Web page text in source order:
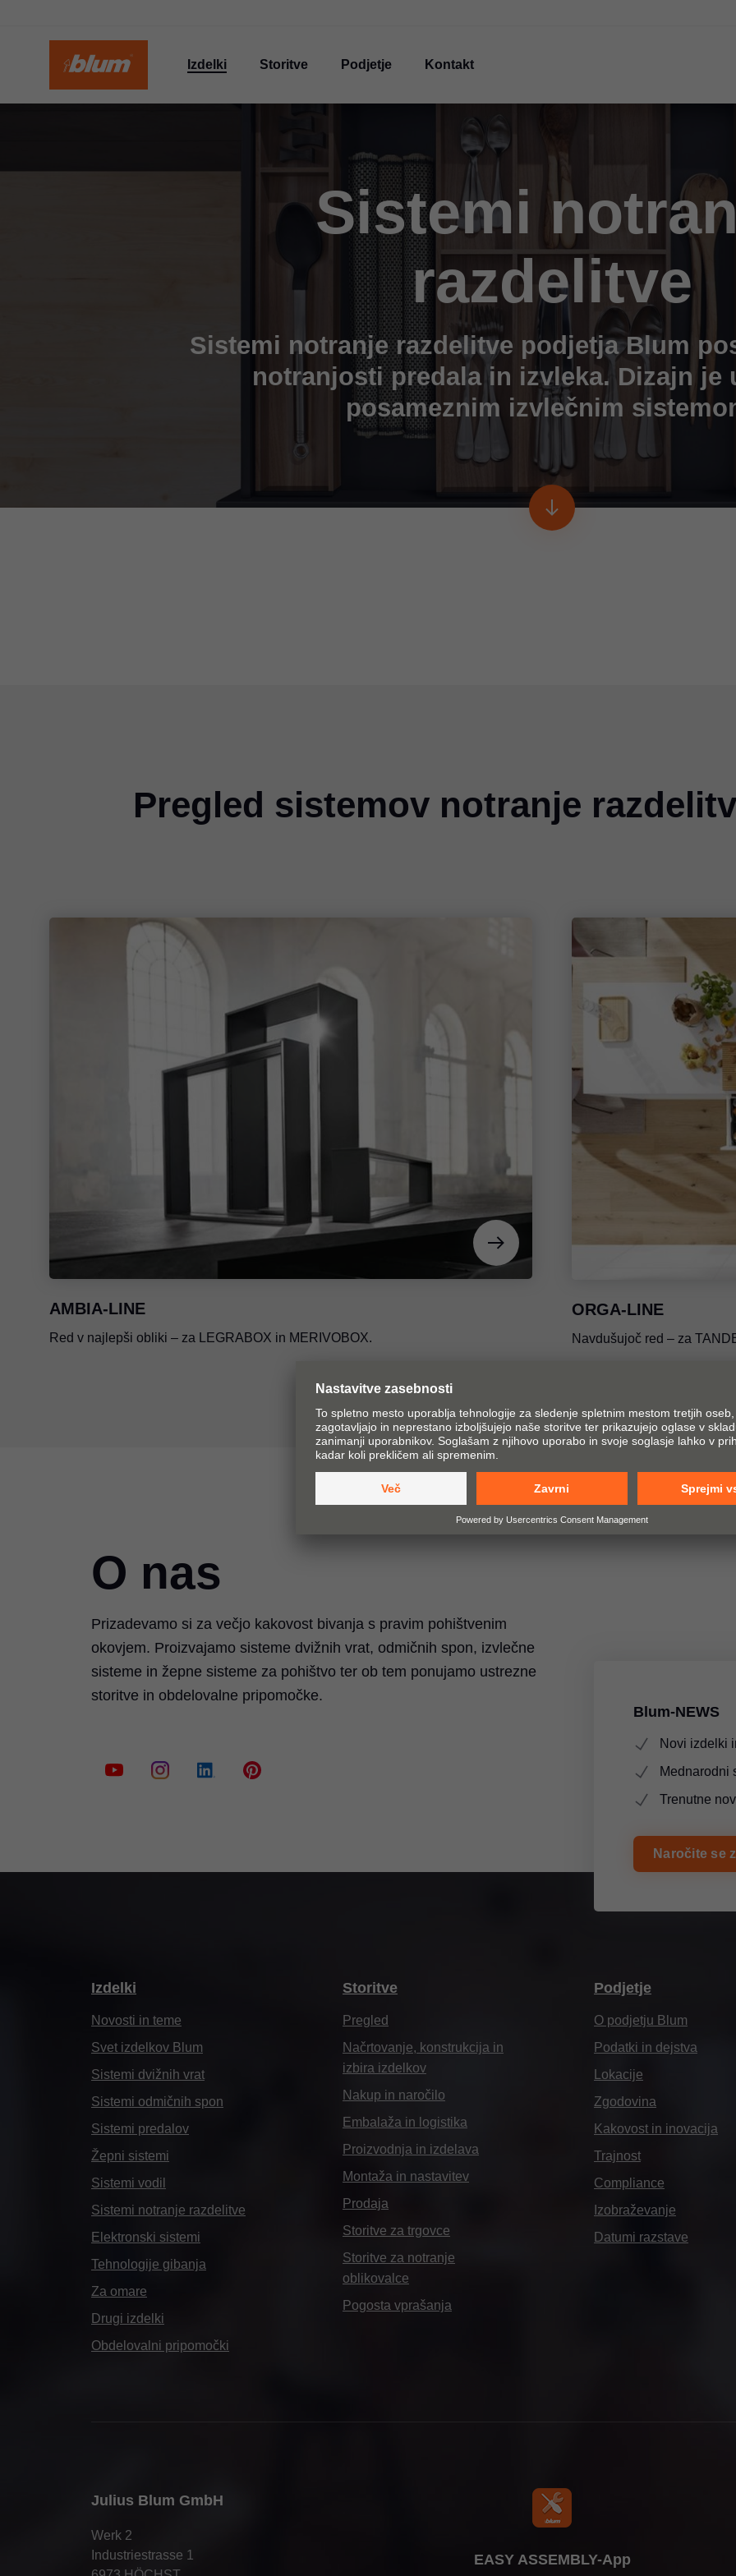
Izdelki Storitve Podjetje Kontakt
Sistemi
razdelitve
Sistemi notranje razdelitve podjetja Blum
notranjosti predala in izvleka. Dizajn je
posameznim izvlečnim
Pregled sistemov notranje
AMBIA-LINE
Red v najlepši obliki – za LEGRABOX in MERIVOBOX.
ORGA-LINE
Navdušujoč red – za
O nas
Prizadevamo si za večjo kakovost bivanja s pravim pohištvenim
okovjem. Proizvajamo sisteme dvižnih vrat, odmičnih spon, izvlečne
sisteme in žepne sisteme za pohištvo ter ob tem ponujamo ustrezne
storitve in obdelovalne pripomočke.
Blum-NEWS
Novi izdelki
Mednarodni
Trenutne
Naročite se
Izdelki
Novosti in teme
Svet izdelkov Blum
Sistemi dvižnih vrat
Sistemi odmičnih spon
Sistemi predalov
Žepni sistemi
Sistemi vodil
Sistemi notranje razdelitve
Elektronski sistemi
Tehnologije gibanja
Za omare
Drugi izdelki
Obdelovalni pripomočki
Storitve
Pregled
Načrtovanje, konstrukcija in
izbira izdelkov
Nakup in naročilo
Embalaža in logistika
Proizvodnja in izdelava
Montaža in nastavitev
Prodaja
Storitve za trgovce
Storitve za notranje
oblikovalce
Pogosta vprašanja
Podjetje
O podjetju Blum
Podatki in dejstva
Lokacije
Zgodovina
Kakovost in inovacija
Trajnost
Compliance
Izobraževanje
Datumi razstave
Julius Blum GmbH
Werk 2
Industriestrasse 1
EASY ASSEMBLY-App